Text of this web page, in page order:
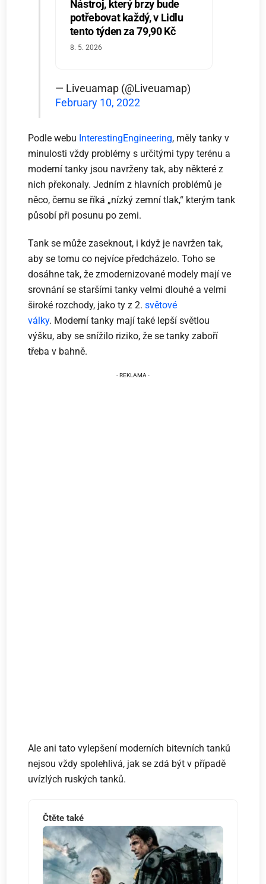
Nástroj, který brzy bude
potřebovat každý, v Lidlu
tento týden za 79,90 Kč
8. 5. 2026
— Liveuamap (@Liveuamap)
February 10, 2022
Podle webu InterestingEngineering, měly tanky v
minulosti vždy problémy s určitými typy terénu a
moderní tanky jsou navrženy tak, aby některé z
nich překonaly. Jedním z hlavních problémů je
něco, čemu se říká „nízký zemní tlak,“ kterým tank
působí při posunu po zemi.
Tank se může zaseknout, i když je navržen tak,
aby se tomu co nejvíce předcházelo. Toho se
dosáhne tak, že zmodernizované modely mají ve
srovnání se staršími tanky velmi dlouhé a velmi
široké rozchody, jako ty z 2.světové
války. Moderní tanky mají také lepší světlou
výšku, aby se snížilo riziko, že se tanky zaboří
třeba v bahně.
Ale ani tato vylepšení moderních bitevních tanků
nejsou vždy spolehlivá, jak se zdá být v případě
uvízlých ruských tanků.
Čtěte také